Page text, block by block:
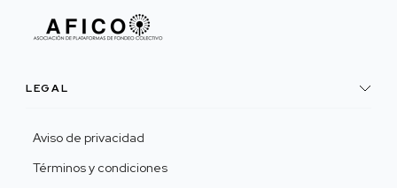
LEGAL
Aviso de privacidad
Términos y condiciones